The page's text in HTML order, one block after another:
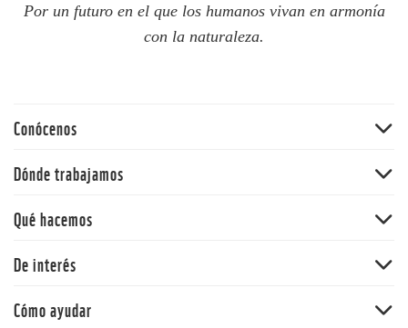
Por un futuro en el que los humanos vivan en armonía
con la naturaleza.
Conócenos
60 aniversario
Nuestras políticas
Dónde trabajamos
Andes
Orinoquia
Qué hacemos
Cambio climático y energía
De interés
Y la Naturaleza qué
Cómo ayudar